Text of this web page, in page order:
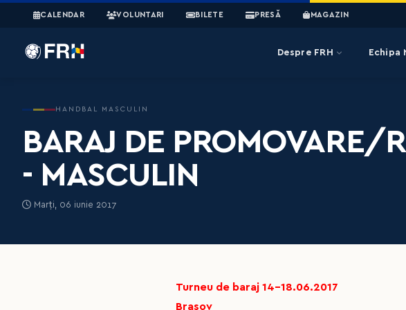
CALENDAR VOLUNTARI BILETE PRESĂ MAGAZIN
Despre FRH Echipa
HANDBAL MASCULIN
BARAJ DE PROMOVARE/
- MASCULIN
Marți, 06 iunie 2017
Turneu de baraj 14-18.06.2017
Brasov